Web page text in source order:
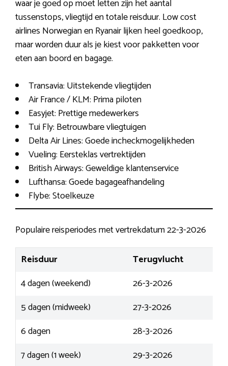
waar je goed op moet letten zijn het aantal
tussenstops, vliegtijd en totale reisduur. Low cost
airlines Norwegian en Ryanair lijken heel goedkoop,
maar worden duur als je kiest voor pakketten voor
eten aan boord en bagage.
Transavia: Uitstekende vliegtijden
Air France / KLM: Prima piloten
Easyjet: Prettige medewerkers
Tui Fly: Betrouwbare vliegtuigen
Delta Air Lines: Goede incheckmogelijkheden
Vueling: Eersteklas vertrektijden
British Airways: Geweldige klantenservice
Lufthansa: Goede bagageafhandeling
Flybe: Stoelkeuze
Populaire reisperiodes met vertrekdatum 22-3-2026
Reisduur
Terugvlucht
4 dagen (weekend)
26-3-2026
5 dagen (midweek)
27-3-2026
6 dagen
28-3-2026
7 dagen (1 week)
29-3-2026